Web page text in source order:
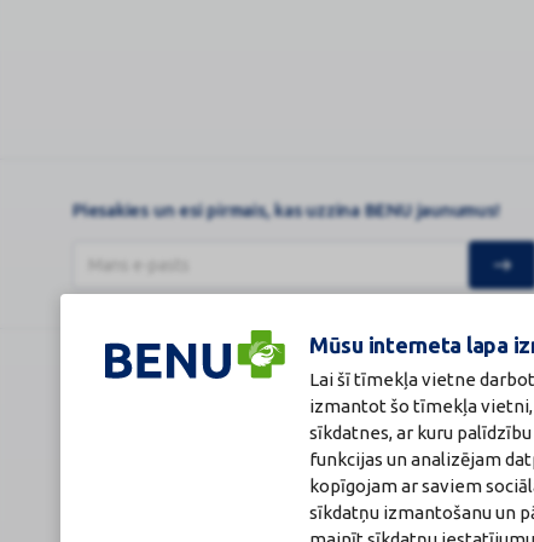
Mūsu interneta lapa
Lai šī tīmekļa vietne
izmantot šo tīmekļa
sīkdatnes, ar kuru
funkcijas un analizējam
kopīgojam ar saviem
sīkdatņu izmantošanu un
Piesakies un esi pirmais, kas uzzina BENU jaunumus!
BENU Aptieka Latvija, SIA
Noliktavu iela 5, Dreiliņi, Stopiņu novads, LV-2130
Licence
Licences
E-aptiekas
Aptiekas
Sertificēta
Reģistrācijas
Sertifikāta Nr.: